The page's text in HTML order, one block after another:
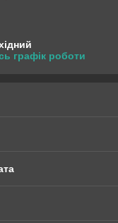
графік роботи